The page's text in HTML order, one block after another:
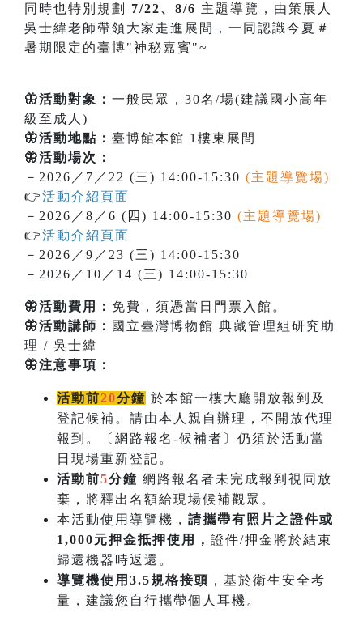
同時也特別規劃
7/22、8/6 主題導覽，由策展人
吳士緯老師帶領大家走進展間，一同認識今夏＃
暑期限定的臺博"神秘嘉賓"~
🦋活動對象： 一般民眾，30名/場(建議國小高年
級至成人)
🦋活動地點： 臺博館本館 1樓東展間
🦋活動場次：
－2026／7／22 (三) 14:00-15:30 (主題導覽場)
👉活動介紹頁面
－2026／8／6 (四) 14:00-15:30 (主題導覽場)
👉活動介紹頁面
－2026／9／23 (三) 14:00-15:30
－2026／10／14 (三) 14:00-15:30
🦋活動費用： 免費，須憑當日門票入館。
🦋活動講師： 國立臺灣博物館 典藏管理組研究助
理 / 吳士緯
🦋注意事項：
活動前20分鐘 於本館一樓大廳開放報到及
登記候補。請由本人親自辦理，不開放代理
報到。〔網路報名-候補者〕仍須於活動當
日現場重新登記。
活動前5分鐘 網路報名者未完成報到視同放
棄，將釋出名額給現場候補觀眾。
本活動使用導覽機， 請攜帶有照片之證件或
1,000元押金抵押使用， 證件/押金將於結束
歸還機器時返還。
導覽機使用3.5規格接頭 ，基於衛生安全考
量，建議您自行攜帶個人耳機。